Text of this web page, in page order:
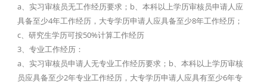
a、实习审核员无工作经历要求；b、本科以上学历审核员申请人应
具备至少4年工作经历，大专学历申请人应具备至少8年工作经历；
c、研究生学历可按50%计算工作经历
3、专业工作经历：
a、实习审核员申请人无专业工作经历要求；b、本科以上学历审核
员应具备至少2年专业工作经历，大专学历申请人应具有至少6年专